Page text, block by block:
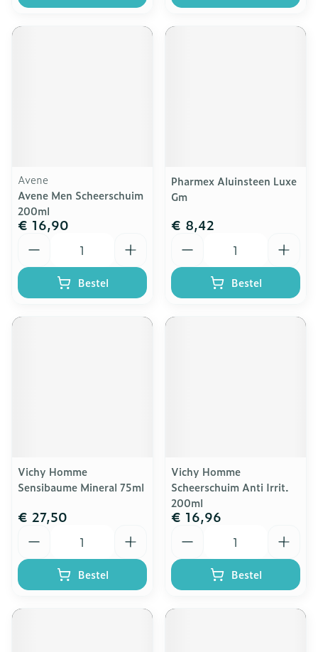
Avene
Avene Men Scheerschuim
200ml
€ 16,90
Bestel
Pharmex Aluinsteen Luxe
Gm
€ 8,42
Bestel
Vichy Homme
Sensibaume Mineral 75ml
€ 27,50
Bestel
Vichy Homme
Scheerschuim Anti Irrit.
200ml
€ 16,96
Bestel